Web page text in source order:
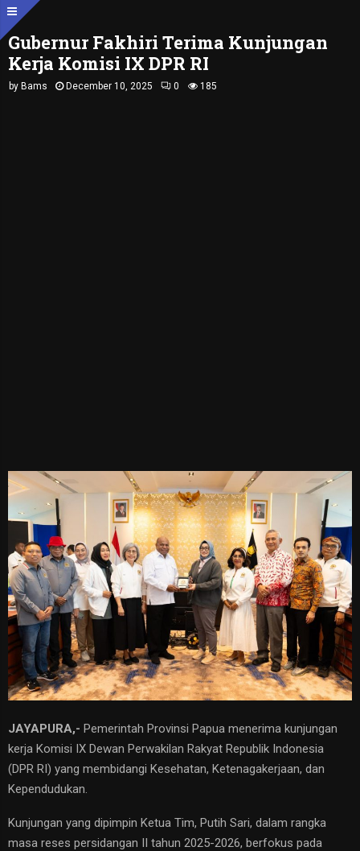
​Gubernur Fakhiri Terima Kunjungan
Kerja Komisi IX DPR RI
by Bams December 10, 2025 0 185
JAYAPURA,- Pemerintah Provinsi Papua menerima kunjungan
kerja Komisi IX Dewan Perwakilan Rakyat Republik Indonesia
(DPR RI) yang membidangi Kesehatan, Ketenagakerjaan, dan
Kependudukan.
Kunjungan yang dipimpin Ketua Tim, Putih Sari, dalam rangka
masa reses persidangan II tahun 2025-2026, berfokus pada